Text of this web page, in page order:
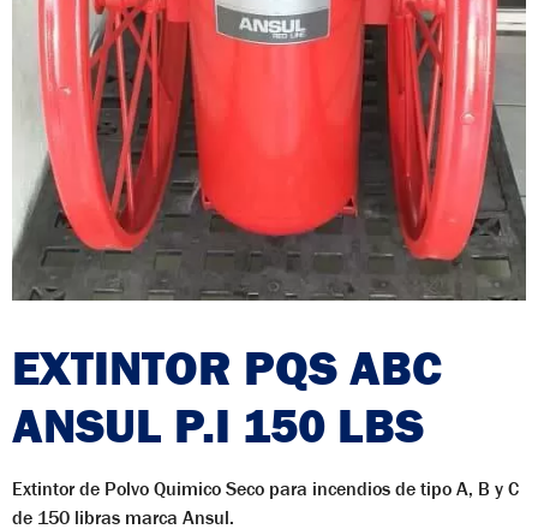
EXTINTOR PQS ABC
ANSUL P.I 150 LBS
Extintor de Polvo Quimico Seco para incendios de tipo A, B y C
de 150 libras marca Ansul.